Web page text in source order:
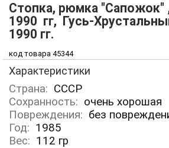
Стопка, рюмка "Сапожок"
1990 гг, Гусь-
1990 гг.
код товара 45344
Характеристики
Страна: СССР
Сохранность: очень хорошая
Повреждения: без
Год: 1985
Вес: 112 гр